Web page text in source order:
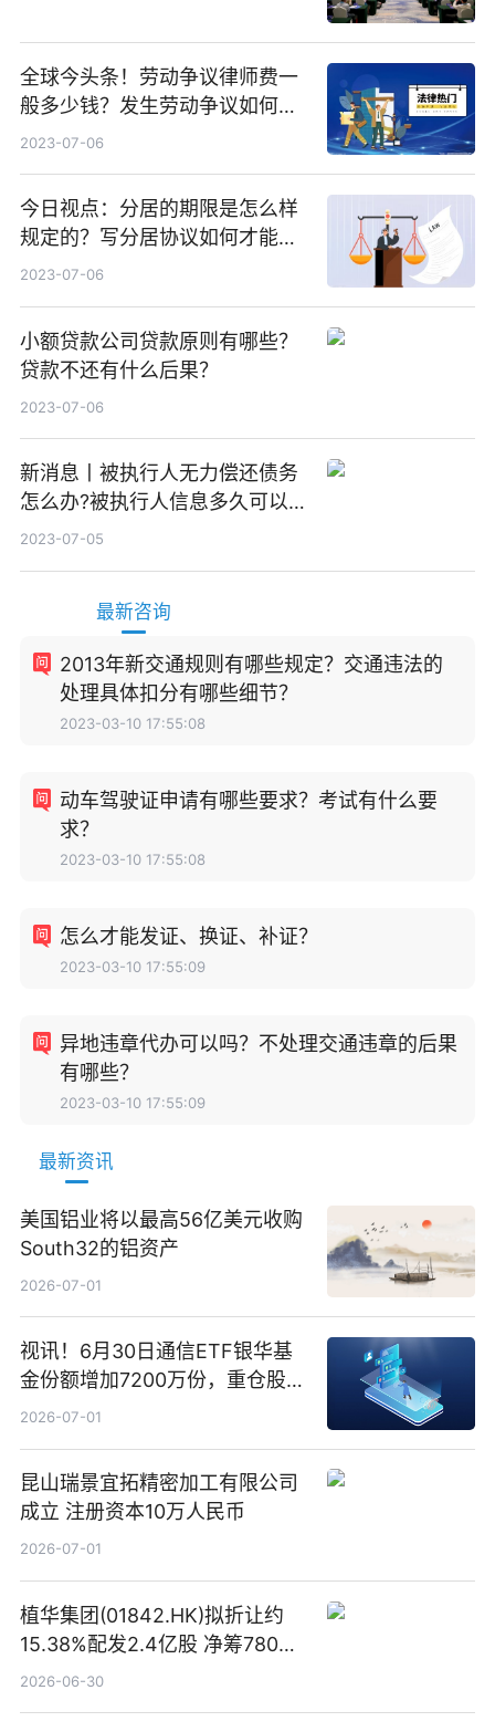
全球今头条！劳动争议律师费一
般多少钱？发生劳动争议如何算
工资？
2023-07-06
今日视点：分居的期限是怎么样
规定的？写分居协议如何才能有
效？
2023-07-06
小额贷款公司贷款原则有哪些？
贷款不还有什么后果？
2023-07-06
新消息丨被执行人无力偿还债务
怎么办?被执行人信息多久可以
消除?
2023-07-05
最新咨询
2013年新交通规则有哪些规定？交通违法的
处理具体扣分有哪些细节？
2023-03-10 17:55:08
动车驾驶证申请有哪些要求？考试有什么要
求？
2023-03-10 17:55:08
怎么才能发证、换证、补证？
2023-03-10 17:55:09
异地违章代办可以吗？不处理交通违章的后果
有哪些？
2023-03-10 17:55:09
最新资讯
美国铝业将以最高56亿美元收购
South32的铝资产
2026-07-01
视讯！6月30日通信ETF银华基
金份额增加7200万份，重仓股新
易盛、中际旭创、立讯精密
2026-07-01
昆山瑞景宜拓精密加工有限公司
成立 注册资本10万人民币
2026-07-01
植华集团(01842.HK)拟折让约
15.38%配发2.4亿股 净筹780万
港元
2026-06-30